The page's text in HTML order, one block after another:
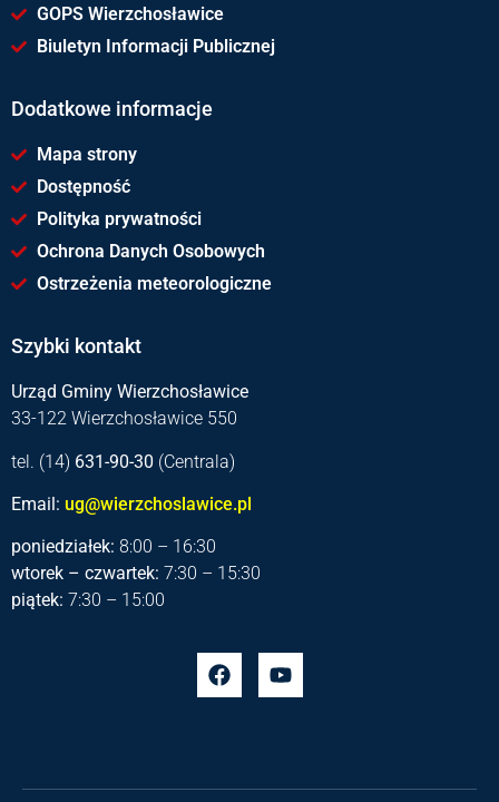
GOPS Wierzchosławice
Biuletyn Informacji Publicznej
Dodatkowe informacje
Mapa strony
Dostępność
Polityka prywatności
Ochrona Danych Osobowych
Ostrzeżenia meteorologiczne
Szybki kontakt
Urząd Gminy Wierzchosławice
33-122 Wierzchosławice 550
tel. (14) 631-90-30 (Centrala)
Email: ug@wierzchoslawice.pl
poniedziałek: 8:00 – 16:30
wtorek – czwartek: 7:30 – 15:30
piątek: 7:30 – 15:00